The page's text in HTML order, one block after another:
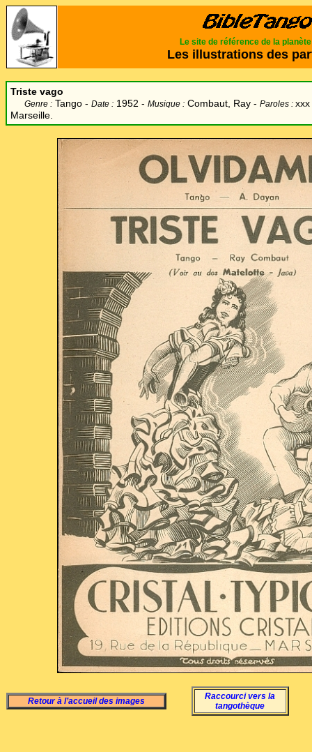
Le site de référence de la planète
Les illustrations des
Triste vago
Genre : Tango - Date : 1952 - Musique : Combaut, Ray - Paroles : xxx
Marseille.
Retour à l’accueil des images
Raccourci vers la
tangothèque